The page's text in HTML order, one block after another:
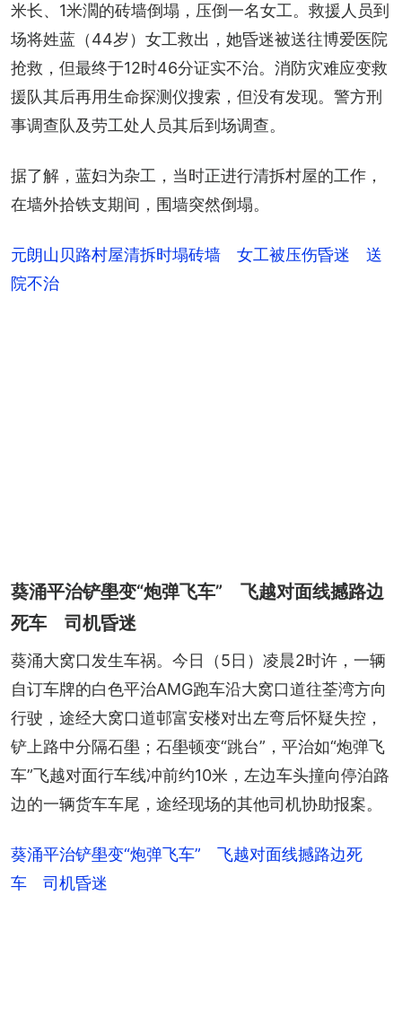
米长、1米濶的砖墙倒塌，压倒一名女工。救援人员到
场将姓蓝（44岁）女工救出，她昏迷被送往博爱医院
抢救，但最终于12时46分证实不治。消防灾难应变救
援队其后再用生命探测仪搜索，但没有发现。警方刑
事调查队及劳工处人员其后到场调查。
据了解，蓝妇为杂工，当时正进行清拆村屋的工作，
在墙外拾铁支期间，围墙突然倒塌。
元朗山贝路村屋清拆时塌砖墙 女工被压伤昏迷 送
院不治
葵涌平治铲壆变“炮弹飞车” 飞越对面线撼路边
死车 司机昏迷
葵涌大窝口发生车祸。今日（5日）凌晨2时许，一辆
自订车牌的白色平治AMG跑车沿大窝口道往荃湾方向
行驶，途经大窝口道邨富安楼对出左弯后怀疑失控，
铲上路中分隔石壆；石壆顿变“跳台”，平治如“炮弹飞
车”飞越对面行车线冲前约10米，左边车头撞向停泊路
边的一辆货车车尾，途经现场的其他司机协助报案。
葵涌平治铲壆变“炮弹飞车” 飞越对面线撼路边死
车 司机昏迷